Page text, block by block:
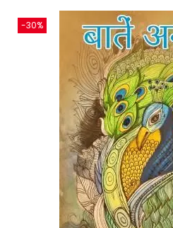
-30%